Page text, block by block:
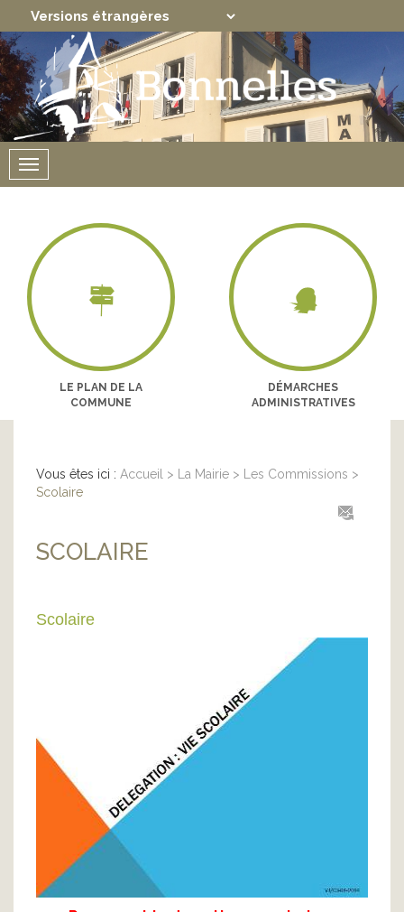
Powered by Translate
Menu
LE PLAN DE LA
COMMUNE
DÉMARCHES
ADMINISTRATIVES
Vous êtes ici : Accueil > La Mairie > Les Commissions >
Scolaire
SCOLAIRE
Scolaire